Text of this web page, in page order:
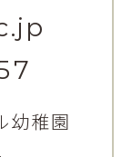
幼稚園